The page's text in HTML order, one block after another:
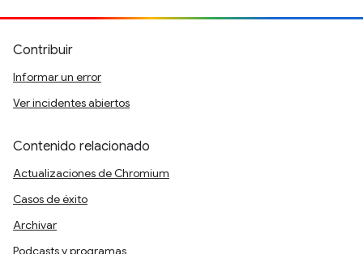
Contribuir
Informar un error
Ver incidentes abiertos
Contenido relacionado
Actualizaciones de Chromium
Casos de éxito
Archivar
Podcasts y programas